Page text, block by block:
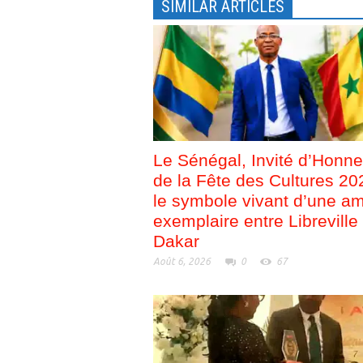
ê
t
r
e
)
n
ê
t
r
e
)
SIMILAR ARTICLES
Le Sénégal, Invité
de la Fête des Cultures
le symbole vivant d’une
exemplaire entre Libreville
Dakar
Août 6, 2026 0 67